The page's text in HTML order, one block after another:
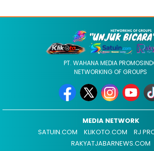
PT. WAHANA MEDIA
NETWORKING OF GROUPS
MEDIA NETWORK
SATUIN.COM
KLIKOTO.COM
RJ
RAKYATJABARNEWS.COM